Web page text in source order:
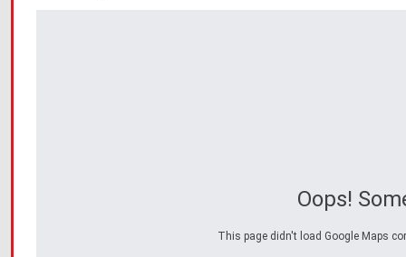
Oops!
This page didn't load Google Maps